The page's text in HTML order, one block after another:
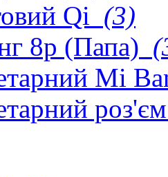
Qi (3)
8p (Папа)
Mi